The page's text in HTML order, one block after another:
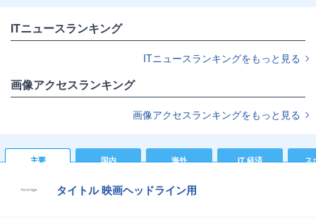
ITニュースランキング
ITニュースランキングをもっと見る
画像アクセスランキング
画像アクセスランキングをもっと見る
主要 国内 海外 IT 経済 ス
タイトル 映画ヘッドライン用